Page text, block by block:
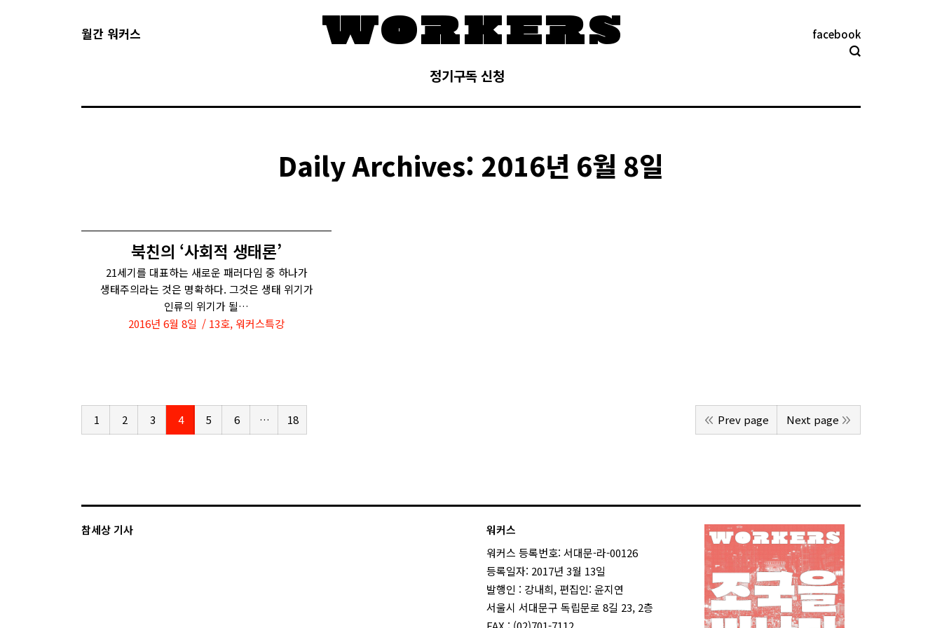
월간 워커스 facebook
정기구독 신청
Daily Archives: 2016년 6월 8일
북친의 ‘사회적 생태론’
21세기를 대표하는 새로운 패러다임 중 하나가
생태주의라는 것은 명확하다. 그것은 생태 위기가
인류의 위기가 될…
2016년 6월 8일
13호, 워커스특강
1 2 3 4 5 6 … 18 Prev page Next page
참세상 기사
워커스
워커스 등록번호: 서대문-라-00126
등록일자: 2017년 3월 13일
발행인 : 강내희, 편집인: 윤지연
서울시 서대문구 독립문로 8길 23, 2층